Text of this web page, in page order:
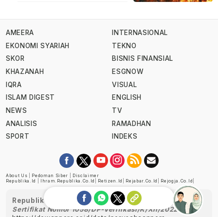
AMEERA
EKONOMI SYARIAH
SKOR
KHAZANAH
IQRA
ISLAM DIGEST
NEWS
ANALISIS
SPORT
INTERNASIONAL
TEKNO
BISNIS FINANSIAL
ESGNOW
VISUAL
ENGLISH
TV
RAMADHAN
INDEKS
About Us Pedoman Siber
Disclaimer
Republika.id
Ihram.republika.co.id Retizen.id Rejabar.co.id Rejogja.co.id
Republika telah diverifikasi oleh Dewan Pers
Sertifikat Nomor 1058/DP-Verifikasi/K/XII/2022